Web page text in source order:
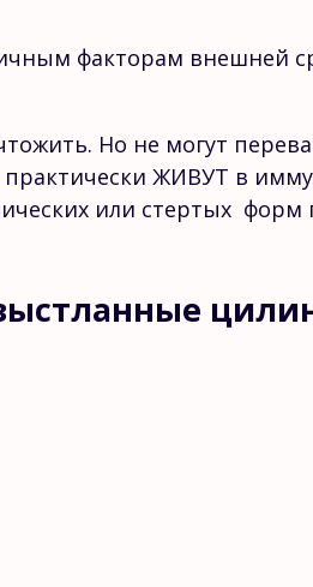
факторам внешней
Но не могут
ЖИВУТ в
или стертых